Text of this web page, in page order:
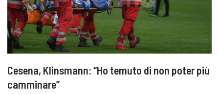
Cesena, Klinsmann: “Ho temuto di non poter più
camminare”